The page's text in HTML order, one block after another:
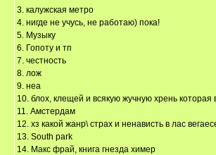
3. калужская метро
4. нигде не учусь, не работаю) пока!
5. Музыку
6. Гопоту и тп
7. честность
8. лож
9. неа
10. блох, клещей и всякую жучную хрень
11. Амстердам
12. хз какой жанр\ страх и ненависть в лас
13. South park
14. Макс фрай, книга гнезда химер